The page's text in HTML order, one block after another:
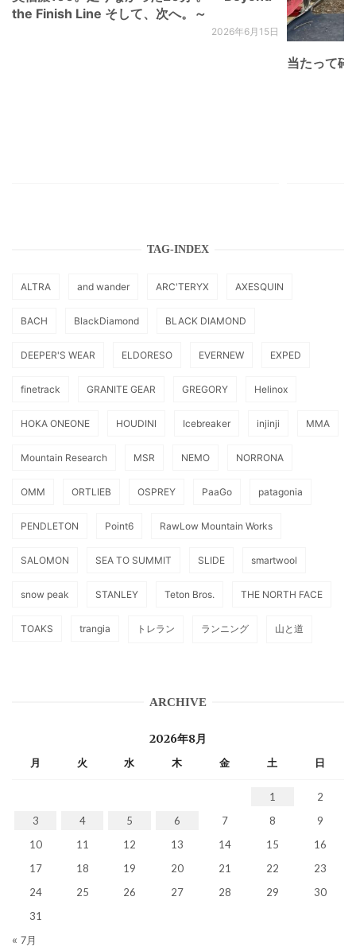
the Finish Line そして、次へ。～
2026年6月15日
当たって砕
TAG-INDEX
ALTRA and wander ARC'TERYX AXESQUIN
BACH BlackDiamond BLACK DIAMOND
DEEPER'S WEAR ELDORESO EVERNEW EXPED
finetrack GRANITE GEAR GREGORY Helinox
HOKA ONEONE HOUDINI Icebreaker injinji MMA
Mountain Research MSR NEMO NORRONA
OMM ORTLIEB OSPREY PaaGo patagonia
PENDLETON Point6 RawLow Mountain Works
SALOMON SEA TO SUMMIT SLIDE smartwool
snow peak STANLEY Teton Bros. THE NORTH FACE
TOAKS trangia トレラン ランニング 山と道
ARCHIVE
2026年8月
月 火 水 木 金 土 日
1
2
3
4 5 6 7 8
9
10
11 12 13 14 15
16
17
18 19 20 21 22
23
24
25 26 27 28 29
30
31
« 7月